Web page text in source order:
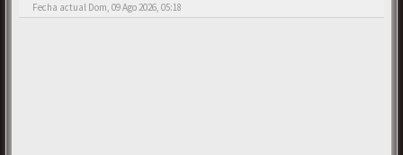
Fecha actual Dom, 09 Ago 2026, 05:18